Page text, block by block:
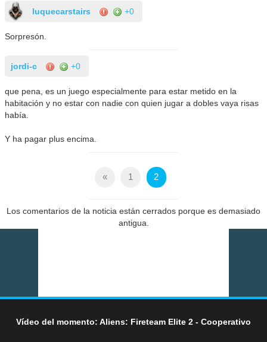
luquecarstairs +0
Sorpresón.
jordi-c +0
que pena, es un juego especialmente para estar metido en la
habitación y no estar con nadie con quien jugar a dobles vaya risas
había.
Y ha pagar plus encima.
« 1 2
Los comentarios de la noticia están cerrados porque es demasiado
antigua.
Vídeo del momento: Aliens: Fireteam Elite 2 - Cooperativo